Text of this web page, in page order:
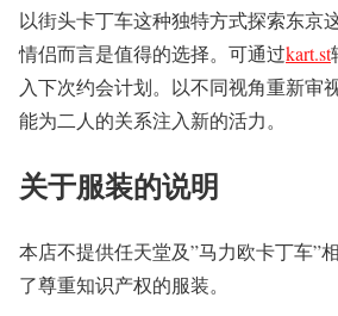
以街头卡丁车这种独特方式探索东京
情侣而言是值得的选择。可通过kart.st
入下次约会计划。以不同视角重新审
能为二人的关系注入新的活力。
关于服装的说明
本店不提供任天堂及”马力欧卡丁车”
了尊重知识产权的服装。